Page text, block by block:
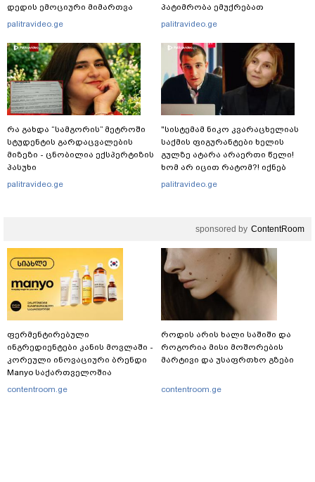
დედის ემოციური მიმართვა
palitravideo.ge
რა გახდა “სამგორის” მეტროში
სტუდენტის გარდაცვალების
მიზეზი - ცნობილია ექსპერტიზის
პასუხი
palitravideo.ge
პატიმრობა ემუქრებათ
არასრულწლოვნებს?
palitravideo.ge
"სისტემამ ნიკო კვარაცხელიას
საქმის ფიგურანტები ხელის
გულზე ატარა არაერთი წელი!
ხომ არ იცით რატომ?! იქნებ
იმიტომ რომ თავად
palitravideo.ge
sponsored by ContentRoom
ფერმენტირებული
ინგრედიენტები კანის მოვლაში -
კორეული ინოვაციური ბრენდი
Manyo საქართველოშია
contentroom.ge
როდის არის ხალი საშიში და
როგორია მისი მოშორების
მარტივი და უსაფრთხო გზები
contentroom.ge